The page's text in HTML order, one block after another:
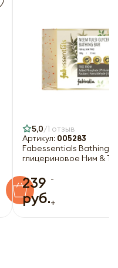
5,0 1 отзыв
Артикул: 005283
Fabessentials Bathing
глицериновое Ним &
239
руб.
-
+